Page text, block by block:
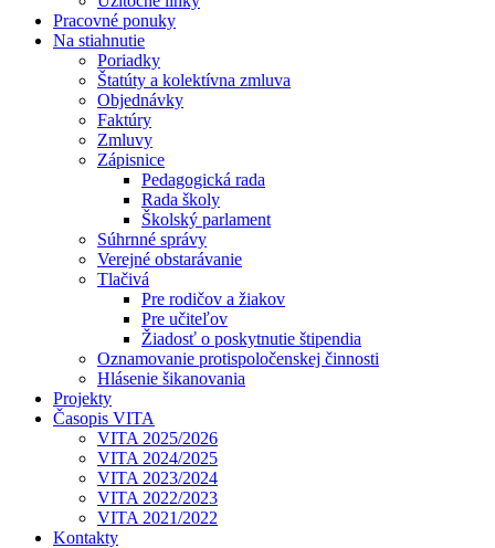
Pracovné ponuky
Na stiahnutie
Poriadky
Štatúty a kolektívna zmluva
Objednávky
Faktúry
Zmluvy
Zápisnice
Pedagogická rada
Rada školy
Školský parlament
Súhrnné správy
Verejné obstarávanie
Tlačivá
Pre rodičov a žiakov
Pre učiteľov
Žiadosť o poskytnutie štipendia
Oznamovanie protispoločenskej činnosti
Hlásenie šikanovania
Projekty
Časopis VITA
VITA 2025/2026
VITA 2024/2025
VITA 2023/2024
VITA 2022/2023
VITA 2021/2022
Kontakty